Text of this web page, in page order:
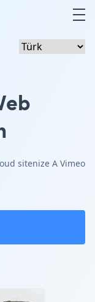
sitenize A Vimeo